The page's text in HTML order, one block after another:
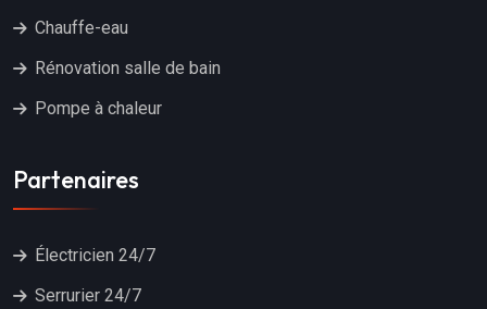
Chauffe-eau
Rénovation salle de bain
Pompe à chaleur
Partenaires
Électricien 24/7
Serrurier 24/7